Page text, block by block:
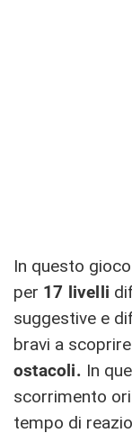
In questo
per 17 livelli
suggestive e
bravi a
ostacoli. In
scorrimento
tempo di